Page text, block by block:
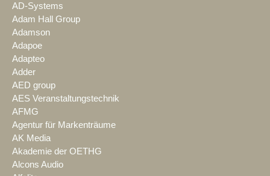
AD-Systems
Adam Hall Group
Adamson
Adapoe
Adapteo
Adder
AED group
AES Veranstaltungstechnik
AFMG
Agentur für Markenträume
AK Media
Akademie der OETHG
Alcons Audio